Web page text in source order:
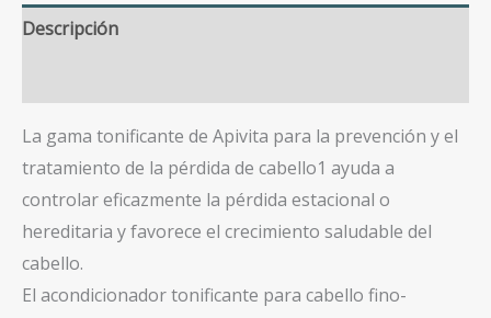
Descripción
La gama tonificante de Apivita para la prevención y el
tratamiento de la pérdida de cabello1 ayuda a
controlar eficazmente la pérdida estacional o
hereditaria y favorece el crecimiento saludable del
cabello.
El acondicionador tonificante para cabello fino-